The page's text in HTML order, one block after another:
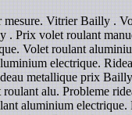
mesure. Vitrier Bailly .
. Prix volet roulant
Volet roulant
electrique.
metallique prix
roulant alu. Probleme
aluminium